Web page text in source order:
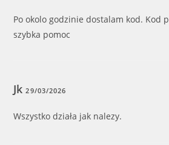
Po okolo godzinie dostalam kod. Kod
szybka pomoc
Jk 29/03/2026
Wszystko działa jak nalezy.